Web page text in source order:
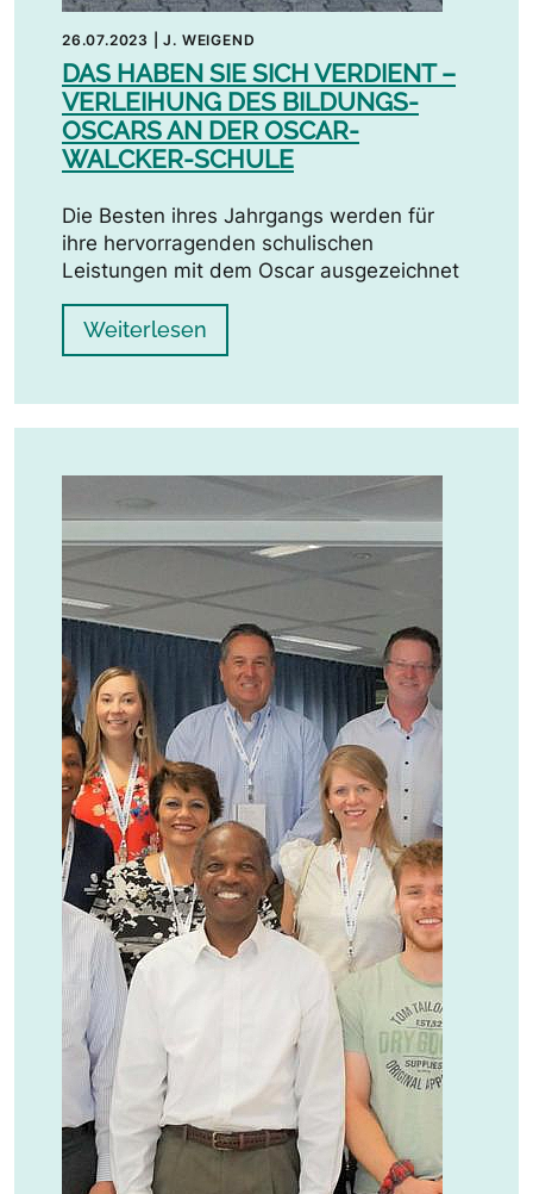
26.07.2023 |J. WEIGEND
DAS HABEN SIE SICH VERDIENT –
VERLEIHUNG DES BILDUNGS-
OSCARS AN DER OSCAR-
WALCKER-SCHULE
Die Besten ihres Jahrgangs werden für
ihre hervorragenden schulischen
Leistungen mit dem Oscar ausgezeichnet
Weiterlesen